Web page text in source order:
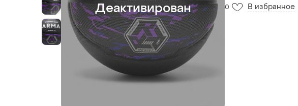
Деактивирован 0 В избранное